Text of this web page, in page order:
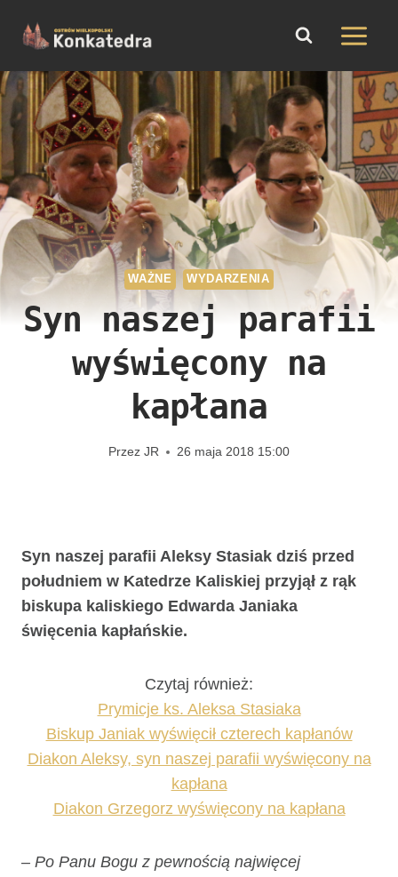
treści
WAŻNE WYDARZENIA
Syn naszej parafii
wyświęcony na
kapłana
Przez JR 26 maja 2018 15:00
Syn naszej parafii Aleksy Stasiak dziś przed
południem w Katedrze Kaliskiej przyjął z rąk
biskupa kaliskiego Edwarda Janiaka
święcenia kapłańskie.
Czytaj również:
Prymicje ks. Aleksa Stasiaka
Biskup Janiak wyświęcił czterech kapłanów
Diakon Aleksy, syn naszej parafii wyświęcony na
kapłana
Diakon Grzegorz wyświęcony na kapłana
– Po Panu Bogu z pewnością najwięcej